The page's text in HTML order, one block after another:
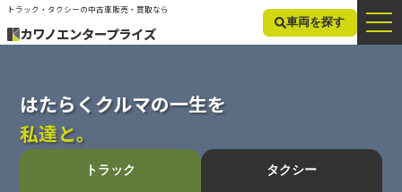
トラック・タクシーの中古車販売・買取なら
カワノエンタープライズ
車両を探す
はたらくクルマの一生を
私達と。
トラック タクシー